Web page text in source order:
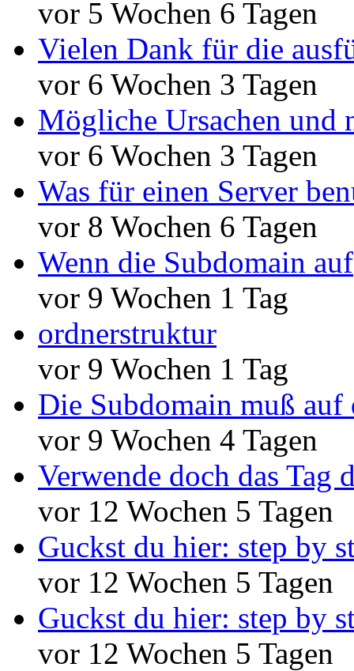
vor 5 Wochen 6 Tagen
Vielen Dank für die
vor 6 Wochen 3 Tagen
Mögliche Ursachen und
vor 6 Wochen 3 Tagen
Was für einen Server
vor 8 Wochen 6 Tagen
Wenn die Subdomain auf
vor 9 Wochen 1 Tag
ordnerstruktur
vor 9 Wochen 1 Tag
Die Subdomain muß auf
vor 9 Wochen 4 Tagen
Verwende doch das Tag
vor 12 Wochen 5 Tagen
Guckst du hier: step by
vor 12 Wochen 5 Tagen
Guckst du hier: step by
vor 12 Wochen 5 Tagen